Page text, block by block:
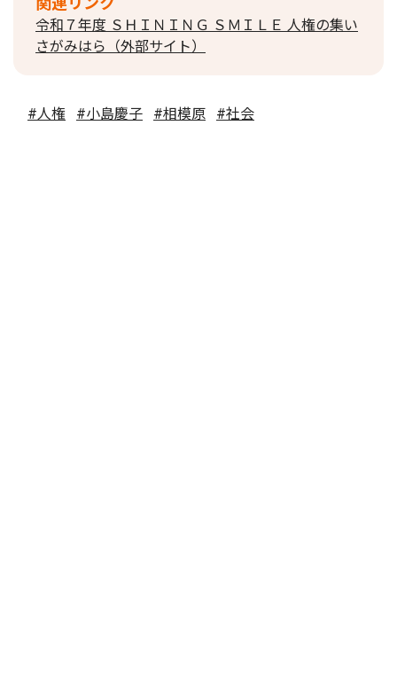
令和７年度 ＳＨＩＮＩＮＧ ＳＭＩＬＥ 人権の集い
さがみはら（外部サイト）
#人権 #小島慶子 #相模原 #社会